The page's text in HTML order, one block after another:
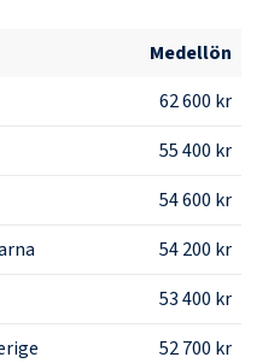
Medellön
62 600 kr
55 400 kr
54 600 kr
54 200 kr
53 400 kr
52 700 kr